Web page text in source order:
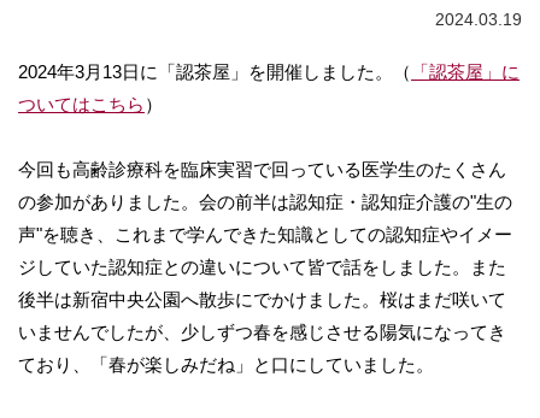
2024.03.19
2024年3月13日に「認茶屋」を開催しました。（
「認茶屋」に
ついてはこちら ）
今回も高齢診療科を臨床実習で回っている医学生のたくさん
の参加がありました。会の前半は認知症・認知症介護の"生の
声"を聴き、これまで学んできた知識としての認知症やイメー
ジしていた認知症との違いについて皆で話をしました。また
後半は新宿中央公園へ散歩にでかけました。桜はまだ咲いて
いませんでしたが、少しずつ春を感じさせる陽気になってき
ており、「春が楽しみだね」と口にしていました。